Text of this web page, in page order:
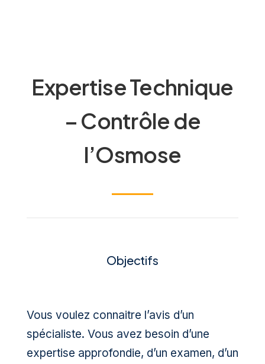
Expertise Technique
– Contrôle de
l’Osmose
Objectifs
Vous voulez connaitre l’avis d’un
spécialiste. Vous avez besoin d’une
expertise approfondie, d’un examen, d’un